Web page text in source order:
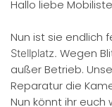
Hallo liebe
Nun ist sie endlich
Stellplatz. Wegen
außer Betrieb.
Reparatur die
Nun könnt ihr euch